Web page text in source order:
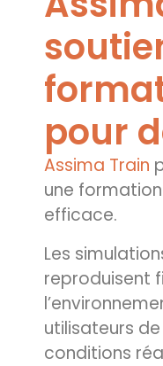
pour
Assima Train
une
efficace.
Les
reproduisent
utilisateurs
conditions